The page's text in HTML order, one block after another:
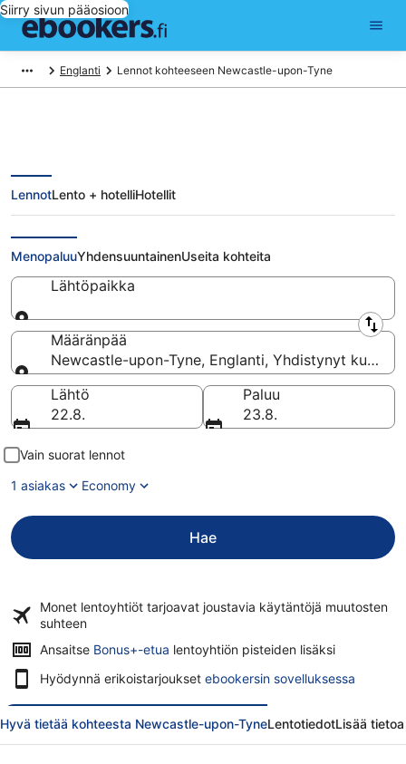
Siirry sivun pääosioon
Englanti Lennot kohteeseen Newcastle-upon-Tyne
Halvat lennot Newcastle-upon-
Tyne
LennotLento + hotelliHotellit
MenopaluuYhdensuuntainenUseita kohteita
Lähtöpaikka
Lähtöpaikka
Määränpää
Newcastle-upon-Tyne, Englanti, Yhdistynyt
Määränpää
Lähtö
22.8.
Paluu
23.8.
Vain suorat lennot
1 asiakas
Economy
Hae
Monet lentoyhtiöt tarjoavat joustavia käytäntöjä muutosten
suhteen
Ansaitse Bonus+-etua lentoyhtiön pisteiden lisäksi
Hyödynnä erikoistarjoukset ebookersin sovelluksessa
Hyvä tietää kohteesta Newcastle-upon-TyneLentotiedotLisää